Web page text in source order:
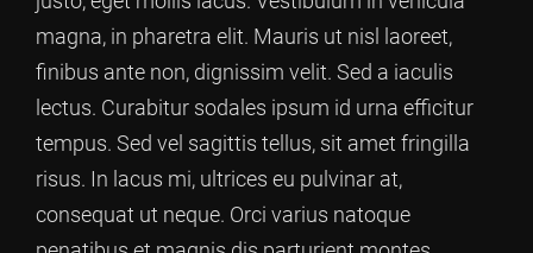
magna, in pharetra elit. Mauris ut nisl laoreet,
finibus ante non, dignissim velit. Sed a iaculis
lectus. Curabitur sodales ipsum id urna efficitur
tempus. Sed vel sagittis tellus, sit amet fringilla
risus. In lacus mi, ultrices eu pulvinar at,
consequat ut neque. Orci varius natoque